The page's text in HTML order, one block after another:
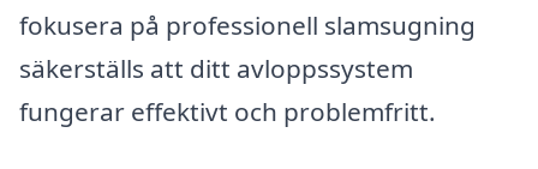
fokusera på professionell slamsugning
säkerställs att ditt avloppssystem
fungerar effektivt och problemfritt.